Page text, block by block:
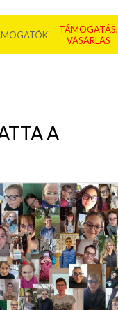
TÁMOGATÁS,
VÁSÁRLÁS
A